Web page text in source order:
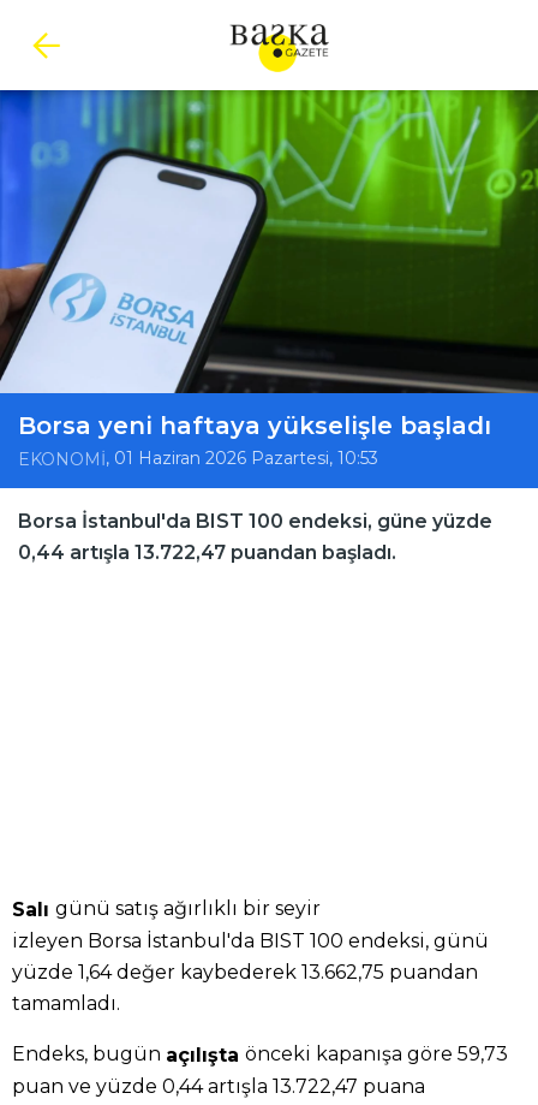
Borsa yeni haftaya yükselişle başladı
EKONOMİ, 01 Haziran 2026 Pazartesi, 10:53
Borsa İstanbul'da BIST 100 endeksi, güne yüzde
0,44 artışla 13.722,47 puandan başladı.
Salı günü satış ağırlıklı bir seyir
izleyen Borsa İstanbul'da BIST 100 endeksi, günü
yüzde 1,64 değer kaybederek 13.662,75 puandan
tamamladı.
Endeks, bugün açılışta önceki kapanışa göre 59,73
puan ve yüzde 0,44 artışla 13.722,47 puana